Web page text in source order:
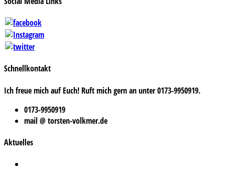
Schnellkontakt
Ich freue mich auf Euch! Ruft mich gern an unter 0173-9950919.
0173-9950919
mail @ torsten-volkmer.de
Aktuelles